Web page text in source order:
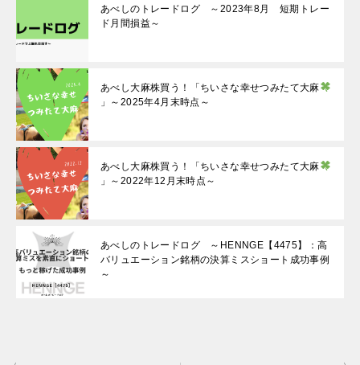
あべしのトレードログ ～2023年8月 短期トレー
ド月間損益～
あべし大麻株買う！「ちいさな幸せつみたて大麻
」～2025年4月末時点～
あべし大麻株買う！「ちいさな幸せつみたて大麻
」～2022年12月末時点～
あべしのトレードログ ～HENNGE【4475】：高
バリュエーション銘柄の決算ミスショート成功事例
～